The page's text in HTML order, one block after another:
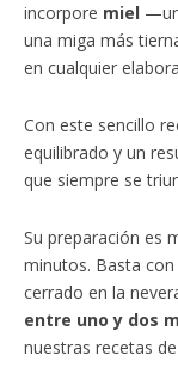
incorpore miel
una miga más
en cualquier
Con este sencillo
equilibrado y un
que siempre se
Su preparación es
minutos. Basta
cerrado en la
entre uno y dos
nuestras recetas